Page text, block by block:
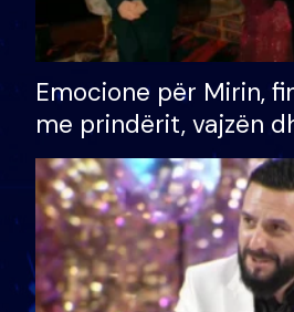
Emocione për Mirin,
me prindërit, vajzën
bashkëshorten:
divorci apo jo?